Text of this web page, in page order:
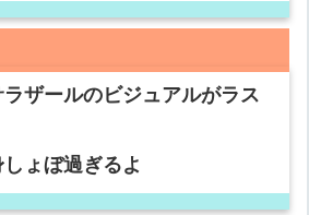
ラザールのビジュアルがラス
ょぼ過ぎるよ